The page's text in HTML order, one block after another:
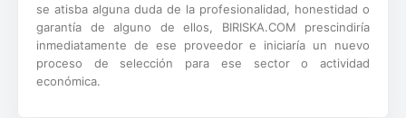
se atisba alguna duda de la profesionalidad, honestidad o
garantía de alguno de ellos, BIRISKA.COM prescindiría
inmediatamente de ese proveedor e iniciaría un nuevo
proceso de selección para ese sector o actividad
económica.